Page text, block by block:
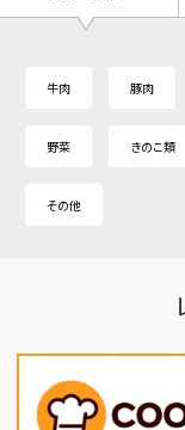
牛肉 豚肉
野菜 きのこ類
その他